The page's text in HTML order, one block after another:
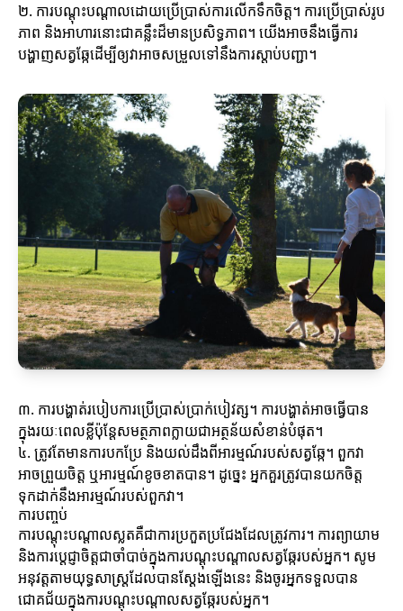
២. ការបណ្តុះបណ្តាលដោយប្រើប្រាស់ការលើកទឹកចិត្ត។ ការប្រើប្រាស់រូប
ភាព និងអាហារនោះជាគន្លឹះដ៏មានប្រសិទ្ធភាព។ យើងអាចនឹងធ្វើការ
បង្ហាញសត្វឆ្កែដើម្បីឲ្យវាអាចសម្រួលទៅនឹងការស្តាប់បញ្ជា។
៣. ការបង្ហាត់របៀបការប្រើប្រាស់ប្រាក់បៀវត្ស។ ការបង្ហាត់អាចធ្វើបាន
ក្នុងរយៈពេលខ្លីប៉ុន្តែសមត្ថភាពក្លាយជាអត្ថន័យសំខាន់បំផុត។
៤. ត្រូវតែមានការបកប្រែ និងយល់ដឹងពីអារម្មណ៍របស់សត្វឆ្កែ។ ពួកវា
អាចព្រួយចិត្ត ឬអារម្មណ៍ខូចខាតបាន។ ដូច្នេះ អ្នកគួរត្រូវបានយកចិត្ត
ទុកដាក់នឹងអារម្មណ៍របស់ពួកវា។
ការបញ្ចប់
ការបណ្តុះបណ្តាលស្លតគឺជាការប្រកួតប្រជែង​ដែលត្រូវការ។ ការព្យាយាម
និងការប្តេជ្ញាចិត្តជាចាំបាច់ក្នុងការបណ្តុះបណ្តាលសត្វឆ្កែរបស់អ្នក។ សូម
អនុវត្តតាមយុទ្ធសាស្ត្រដែលបានស្ដែងឡើងនេះ និងចូរអ្នកទទួលបាន
ជោគជ័យក្នុងការបណ្តុះបណ្តាលសត្វឆ្កែរបស់អ្នក។